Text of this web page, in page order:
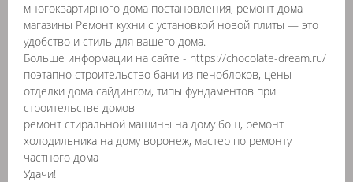
многоквартирного дома постановления, ремонт дома
магазины Ремонт кухни с установкой новой плиты — это
удобство и стиль для вашего дома.
Больше информации на сайте - https://chocolate-dream.ru/
поэтапно строительство бани из пеноблоков, цены
отделки дома сайдингом, типы фундаментов при
строительстве домов
ремонт стиральной машины на дому бош, ремонт
холодильника на дому воронеж, мастер по ремонту
частного дома
Удачи!